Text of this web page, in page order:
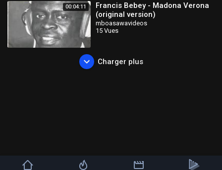
00:04:11
Francis Bebey - Madona Verona
(original version)
mboasawavideos
15 Vues
Charger plus